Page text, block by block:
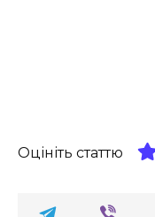
Оцініть статтю